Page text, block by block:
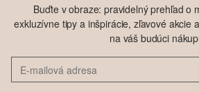
Buďte v obraze: pravidelný prehľad o
exkluzívne tipy a inšpirácie, zľavové akcie
na váš budúci